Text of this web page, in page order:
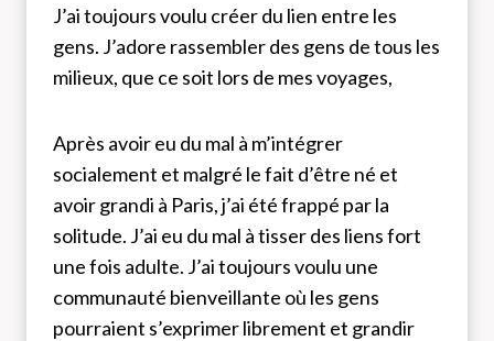
J’ai toujours voulu créer du lien entre les
gens. J’adore rassembler des gens de tous les
milieux, que ce soit lors de mes voyages,
Après avoir eu du mal à m’intégrer
socialement et malgré le fait d’être né et
avoir grandi à Paris, j’ai été frappé par la
solitude. J’ai eu du mal à tisser des liens fort
une fois adulte. J’ai toujours voulu une
communauté bienveillante où les gens
pourraient s’exprimer librement et grandir